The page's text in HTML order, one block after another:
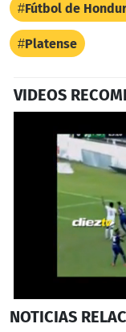
Fútbol de
Platense
VIDEOS
seconds
NOTICIAS